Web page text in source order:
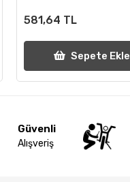
581,64 TL
Sepete Ekle
Güvenli
Alışveriş